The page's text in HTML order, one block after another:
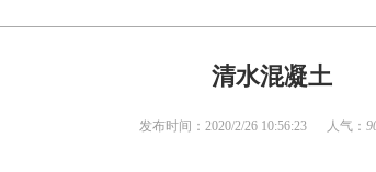
清水混凝土
发布时间：2020/2/26 10:56:23 人气：